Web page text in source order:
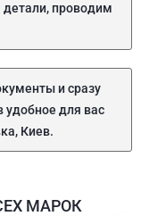
проводим
и сразу
для вас
Киев.
МАРОК